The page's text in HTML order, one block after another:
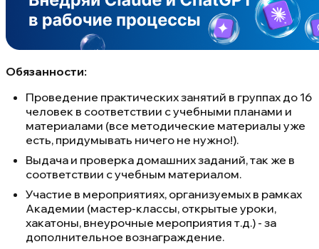
Обязанности:
Проведение практических занятий в группах до 16
человек в соответствии с учебными планами и
материалами (все методические материалы уже
есть, придумывать ничего не нужно!).
Выдача и проверка домашних заданий, так же в
соответствии с учебным материалом.
Участие в мероприятиях, организуемых в рамках
Академии (мастер-классы, открытые уроки,
хакатоны, внеурочные мероприятия т.д.) - за
дополнительное вознаграждение.